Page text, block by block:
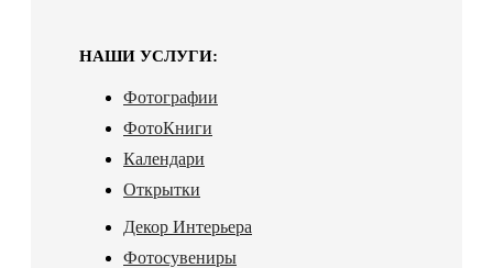
НАШИ УСЛУГИ:
Фотографии
ФотоКниги
Календари
Открытки
Декор Интерьера
Фотосувениры